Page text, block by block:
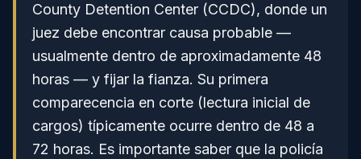
County Detention Center (CCDC), donde un
juez debe encontrar causa probable —
usualmente dentro de aproximadamente 48
horas — y fijar la fianza. Su primera
comparecencia en corte (lectura inicial de
cargos) típicamente ocurre dentro de 48 a
72 horas. Es importante saber que la policía